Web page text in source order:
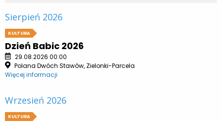
Sierpień 2026
KULTURA
Dzień Babic 2026
29.08.2026 00:00
Polana Dwóch Stawów, Zielonki-Parcela
Więcej informacji
Wrzesień 2026
KULTURA